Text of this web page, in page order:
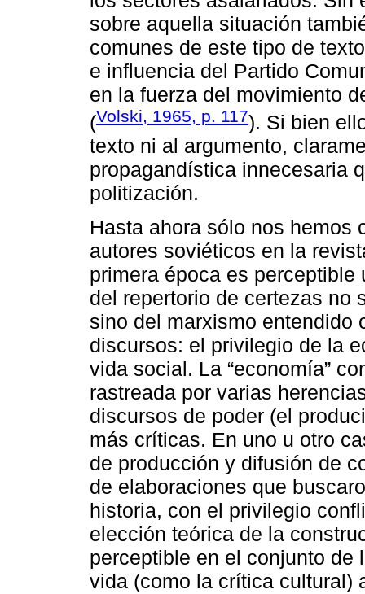
sobre aquella situación
comunes de este tipo de
e influencia del Partido
en la fuerza del movimiento
(Volski, 1965, p. 117). Si bien
texto ni al argumento,
propagandística innecesaria
politización.
Hasta ahora sólo nos hemos
autores soviéticos en la
primera época es
del repertorio de certezas no
sino del marxismo entendido
discursos: el privilegio de la
vida social. La “economía”
rastreada por varias
discursos de poder (el
más críticas. En uno u otro
de producción y difusión de
de elaboraciones que
historia, con el privilegio
elección teórica de la
perceptible en el conjunto de
vida (como la crítica cultural)